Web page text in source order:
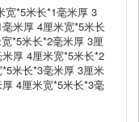
宽*5米长*1毫米厚 3
米厚 4厘米宽*5米长
*5米长*2毫米厚 3厘
厚 4厘米宽*5米长*2
米长*3毫米厚 3厘米
4厘米宽*5米长*3毫